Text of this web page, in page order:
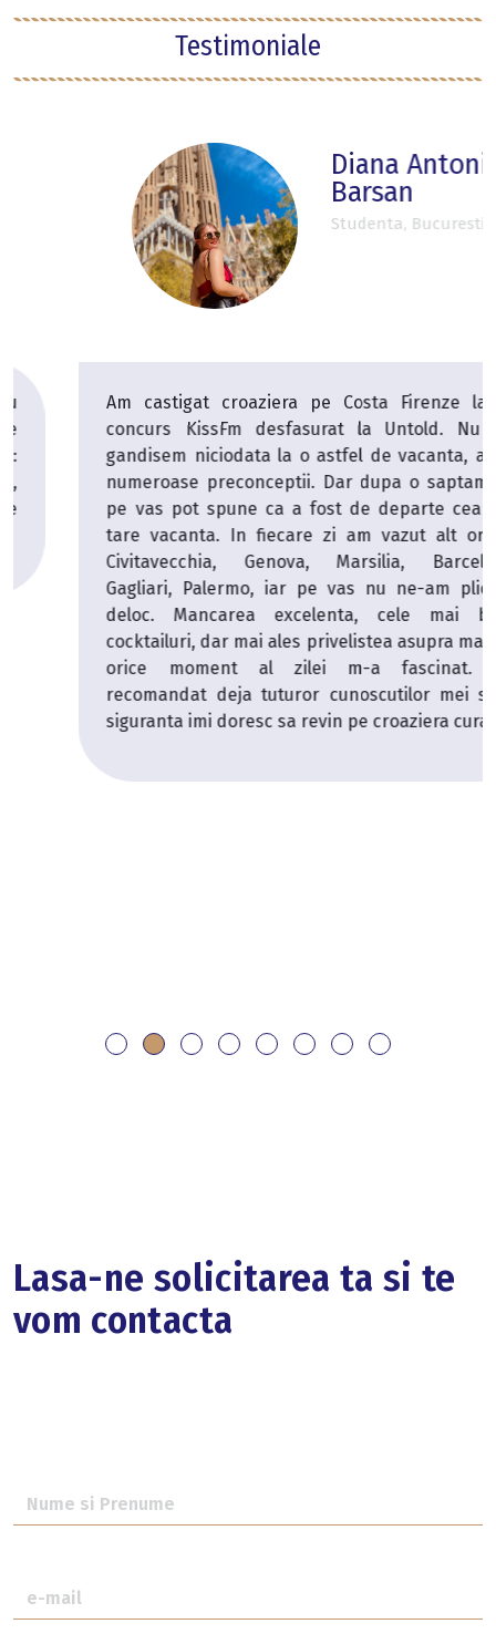
Testimoniale
Diana Antonia
Barsan
Studenta, Bucuresti
Am castigat croaziera pe Costa Firenze la un
concurs KissFm desfasurat la Untold. Nu ma
gandisem niciodata la o astfel de vacanta, avem
numeroase preconceptii. Dar dupa o saptamana
pe vas pot spune ca a fost de departe cea mai
tare vacanta. In fiecare zi am vazut alt oras -
Civitavecchia, Genova, Marsilia, Barcelona,
Gagliari, Palermo, iar pe vas nu ne-am plictisit
deloc. Mancarea excelenta, cele mai bune
cocktailuri, dar mai ales privelistea asupra marii in
orice moment al zilei m-a fascinat. Am
recomandat deja tuturor cunoscutilor mei si cu
siguranta imi doresc sa revin pe croaziera curand.
Lasa-ne solicitarea ta si te
vom contacta